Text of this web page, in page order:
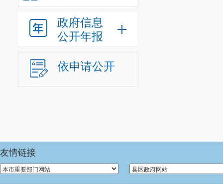
政府信息
公开年报
依申请公开
友情链接